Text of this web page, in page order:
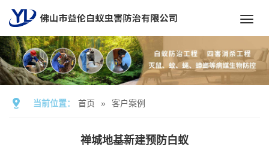
当前位置： 首页 » 客户案例
禅城地基新建预防白蚁